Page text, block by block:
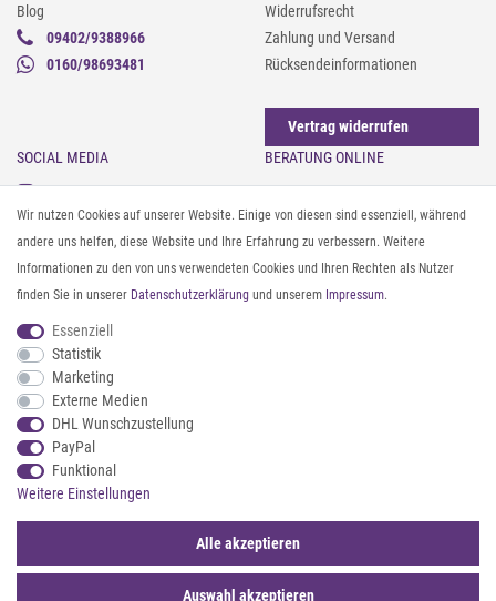
Blog
09402/9388966
0160/98693481
Widerrufsrecht
Zahlung und Versand
Rücksendeinformationen
Vertrag widerrufen
SOCIAL MEDIA
Instagram
Facebook
Pinterest
Twitter
Youtube
Threads
BERATUNG ONLINE
Gürtel messen & kürzen
Sonnenbrillen & UV-Schutz
Textilpflege
Textil- und Material-Guide
Geldbörse richtig organisieren
ZAHLUNG & VERSAND
Wir nutzen Cookies auf unserer Website. Einige von diesen sind essenziell, während
andere uns helfen, diese Website und Ihre Erfahrung zu verbessern. Weitere
Informationen zu den von uns verwendeten Cookies und Ihren Rechten als Nutzer
finden Sie in unserer Daten­schutz­erklärung und unserem Impressum.
Essenziell
Statistik
Marketing
Externe Medien
DHL Wunschzustellung
PayPal
Funktional
Weitere Einstellungen
Auswahl akzeptieren
Alle akzeptieren